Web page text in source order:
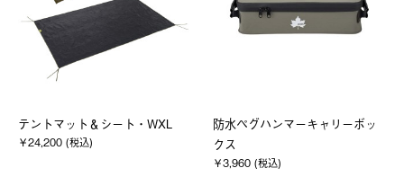
テントマット＆シート・WXL
￥24,200 (税込)
防水ペグハンマーキャリーボッ
クス
￥3,960 (税込)